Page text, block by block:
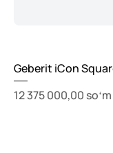
Geberit iCon
Price
12 375 000,00 soʻm